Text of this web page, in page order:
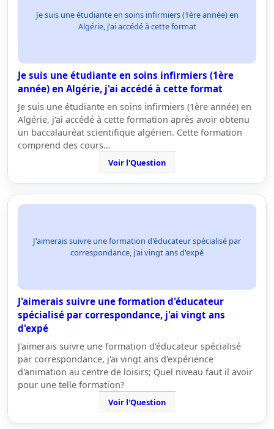
Je suis une étudiante en soins infirmiers (1ère année) en
Algérie, j'ai accédé à cette format
Je suis une étudiante en soins infirmiers (1ère
année) en Algérie, j'ai accédé à cette format
Je suis une étudiante en soins infirmiers (1ère année) en
Algérie, j'ai accédé à cette formation après avoir obtenu
un baccalauréat scientifique algérien. Cette formation
comprend des cours…
Voir l'Question
J'aimerais suivre une formation d'éducateur spécialisé par
correspondance, j'ai vingt ans d'expé
J'aimerais suivre une formation d'éducateur
spécialisé par correspondance, j'ai vingt ans
d'expé
J'aimerais suivre une formation d'éducateur spécialisé
par correspondance, j'ai vingt ans d'expérience
d'animation au centre de loisirs; Quel niveau faut il avoir
pour une telle formation?
Voir l'Question